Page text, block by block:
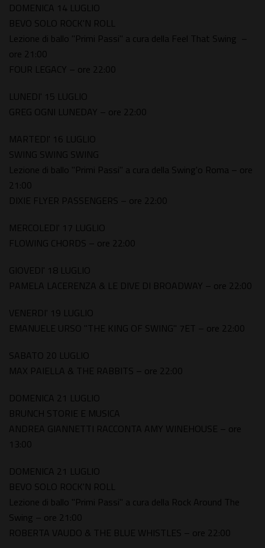
DOMENICA 14 LUGLIO
BEVO SOLO ROCK'N ROLL
Lezione di ballo "Primi Passi" a cura della Feel That Swing –
ore 21:00
FOUR LEGACY – ore 22:00
LUNEDI' 15 LUGLIO
GREG OGNI LUNEDAY – ore 22:00
MARTEDI' 16 LUGLIO
SWING SWING SWING
Lezione di ballo "Primi Passi" a cura della Swing'o Roma – ore
21:00
DIXIE FLYER PASSENGERS – ore 22:00
MERCOLEDI' 17 LUGLIO
FLOWING CHORDS – ore 22:00
GIOVEDI' 18 LUGLIO
PAMELA LACERENZA & LE DIVE DI BROADWAY – ore 22:00
VENERDI' 19 LUGLIO
EMANUELE URSO "THE KING OF SWING" 7ET – ore 22:00
SABATO 20 LUGLIO
MAX PAIELLA & THE RABBITS – ore 22:00
DOMENICA 21 LUGLIO
BRUNCH STORIE E MUSICA
ANDREA GIANNETTI RACCONTA AMY WINEHOUSE – ore
13:00
DOMENICA 21 LUGLIO
BEVO SOLO ROCK'N ROLL
Lezione di ballo "Primi Passi" a cura della Rock Around The
Swing – ore 21:00
ROBERTA VAUDO & THE BLUE WHISTLES – ore 22:00